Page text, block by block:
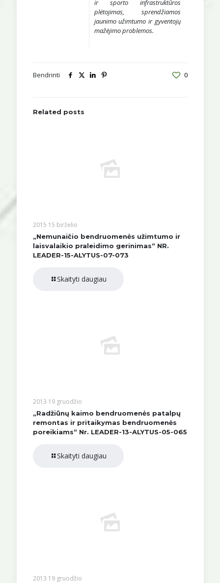
ir sporto infrastruktūros
plėtojimas, sprendžiamos
jaunimo užimtumo ir gyventojų
mažėjimo problemos.
Bendrinti 0
Related posts
2015 15 birželio
„Nemunaičio bendruomenės užimtumo ir
laisvalaikio praleidimo gerinimas“ NR.
LEADER-15-ALYTUS-07-073
Skaityti daugiau
2013 19 gruodžio
„Radžiūnų kaimo bendruomenės patalpų
remontas ir pritaikymas bendruomenės
poreikiams“ Nr. LEADER-13-ALYTUS-05-065
Skaityti daugiau
2013 19 gruodžio